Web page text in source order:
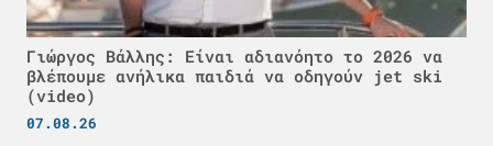
Γιώργος Βάλλης: Είναι αδιανόητο το 2026 να
βλέπουμε ανήλικα παιδιά να οδηγούν jet ski
(video)
07.08.26